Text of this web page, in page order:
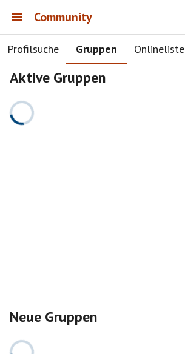
Community
Profilsuche Gruppen Onlineliste
Aktive Gruppen
Neue Gruppen